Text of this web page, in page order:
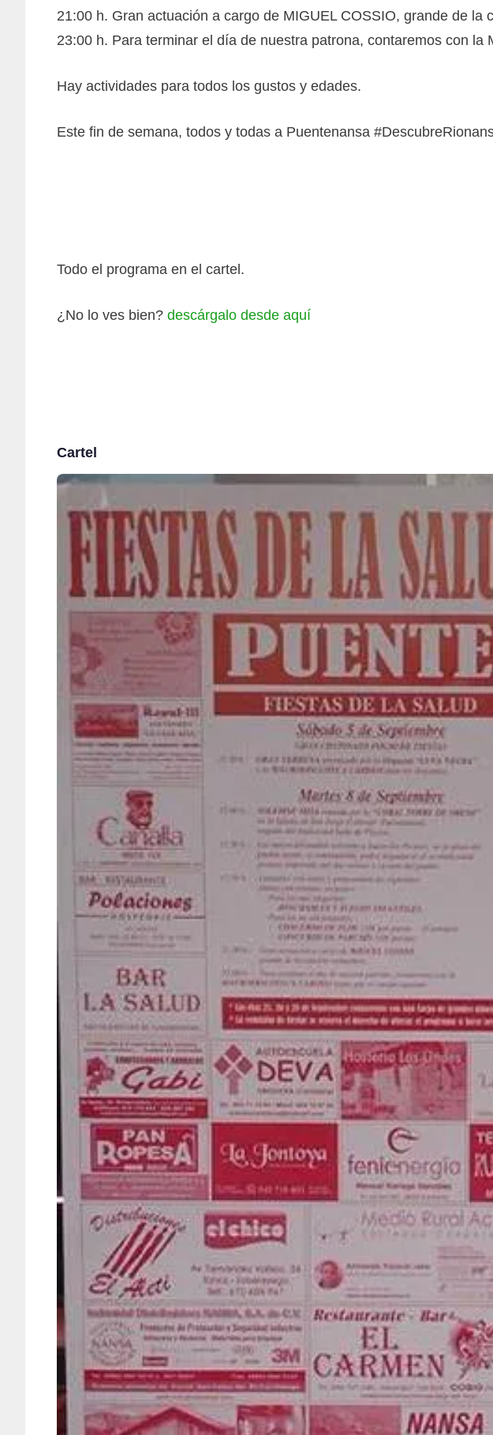
21:00 h. Gran actuación a cargo de MIGUEL COSSIO, grande de la
23:00 h. Para terminar el día de nuestra patrona, contaremos con
Hay actividades para todos los gustos y edades.
Este fin de semana, todos y todas a Puentenansa
Todo el programa en el cartel.
¿No lo ves bien? descárgalo desde aquí
Cartel